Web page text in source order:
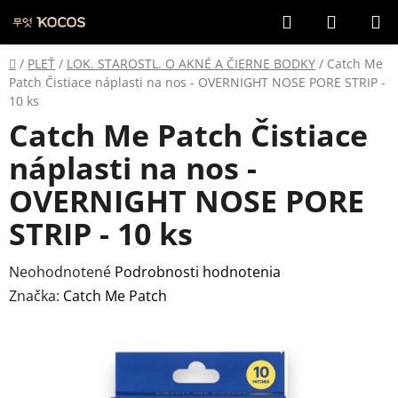
na
obsah
Hľadať
KOŠÍK
Domov
/ PLEŤ / LOK. STAROSTL. O AKNÉ A ČIERNE BODKY / Catch Me
Patch Čistiace náplasti na nos - OVERNIGHT NOSE PORE STRIP -
10 ks
Catch Me Patch Čistiace
náplasti na nos -
OVERNIGHT NOSE PORE
STRIP - 10 ks
Priemerné
hodnotenie
Neohodnotené Podrobnosti hodnotenia
Značka: Catch Me Patch